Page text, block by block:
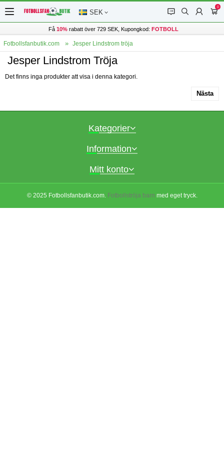
SEK 󰂱 󰂨 󰃳
0
󰃦
Få 10%rabatt över 729 SEK, Kupongkod: FOTBOLL
Fotbollsfanbutik.com Jesper Lindstrom tröja
Jesper Lindstrom Tröja
Det finns inga produkter att visa i denna kategori.
Nästa
Kategorier
Information
Mitt konto
© 2025 Fotbollsfanbutik.com. Fotbollströja barn med eget tryck.